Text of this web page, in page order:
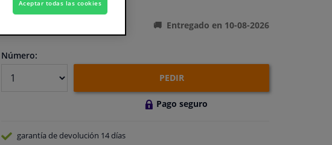
En stock
Entregado en 10-08-2026
Número:
PEDIR
Pago seguro
garantía de devolución 14 días
Aceptar todas las cookies